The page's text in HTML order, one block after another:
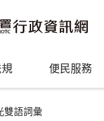
便民服務
雙語詞彙